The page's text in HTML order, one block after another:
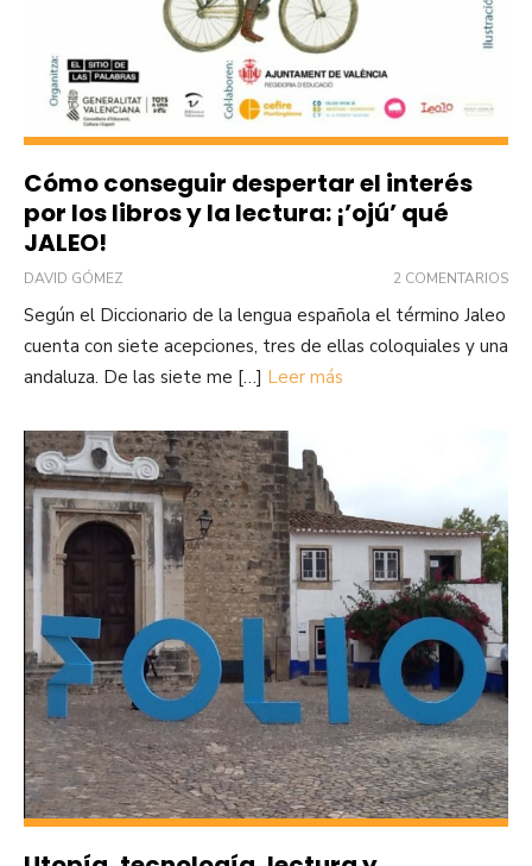
Cómo conseguir despertar el interés
por los libros y la lectura: ¡’ojú’ qué
JALEO!
DAVID GÓMEZ 2 COMENTARIOS
Según el Diccionario de la lengua española el término Jaleo
cuenta con siete acepciones, tres de ellas coloquiales y una
andaluza. De las siete me […] Leer más